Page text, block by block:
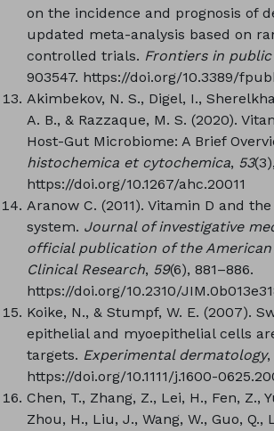
on the incidence and prognosis of
updated meta-analysis based on
controlled trials. Frontiers in
903547. https://doi.org/10.3389/
Akimbekov, N. S., Digel, I.,
A. B., & Razzaque, M. S. (2020).
Host-Gut Microbiome: A Brief
histochemica et cytochemica, 53
https://doi.org/10.1267/ahc.20011
Aranow C. (2011). Vitamin D and
system. Journal of investigative
official publication of the
Clinical Research, 59(6), 881–886.
https://doi.org/10.2310/
Koike, N., & Stumpf, W. E. (2007).
epithelial and myoepithelial cells
targets. Experimental dermatology,
https://doi.org/10.1111/j.1600-
Chen, T., Zhang, Z., Lei, H., Fen, Z.,
Zhou, H., Liu, J., Wang, W., Guo, Q.,